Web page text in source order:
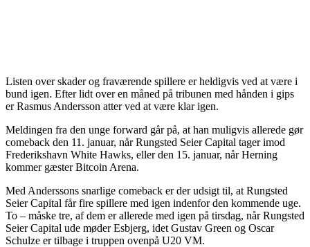
Listen over skader og fraværende spillere er heldigvis ved at være i
bund igen. Efter lidt over en måned på tribunen med hånden i gips
er Rasmus Andersson atter ved at være klar igen.
Meldingen fra den unge forward går på, at han muligvis allerede gør
comeback den 11. januar, når Rungsted Seier Capital tager imod
Frederikshavn White Hawks, eller den 15. januar, når Herning
kommer gæster Bitcoin Arena.
Med Anderssons snarlige comeback er der udsigt til, at Rungsted
Seier Capital får fire spillere med igen indenfor den kommende uge.
To – måske tre, af dem er allerede med igen på tirsdag, når Rungsted
Seier Capital ude møder Esbjerg, idet Gustav Green og Oscar
Schulze er tilbage i truppen ovenpå U20 VM.